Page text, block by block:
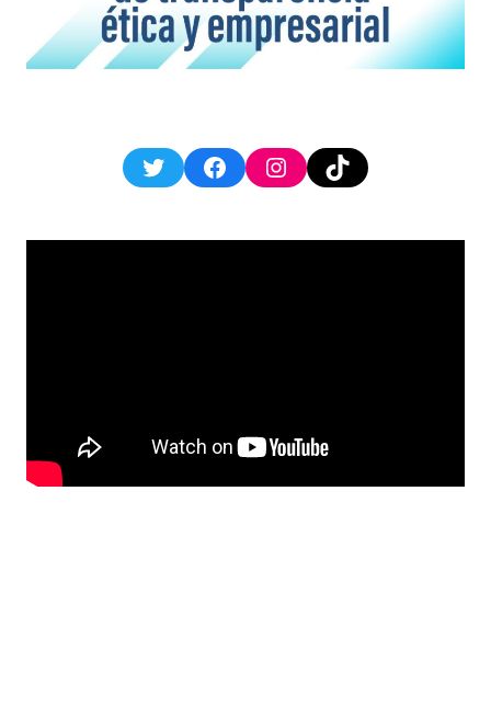
TwitterFacebookInstagram
TikTok